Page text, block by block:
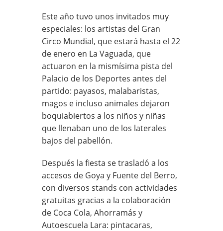
Este año tuvo unos invitados muy
especiales: los artistas del Gran
Circo Mundial, que estará hasta el 22
de enero en La Vaguada, que
actuaron en la mismísima pista del
Palacio de los Deportes antes del
partido: payasos, malabaristas,
magos e incluso animales dejaron
boquiabiertos a los niños y niñas
que llenaban uno de los laterales
bajos del pabellón.
Después la fiesta se trasladó a los
accesos de Goya y Fuente del Berro,
con diversos stands con actividades
gratuitas gracias a la colaboración
de Coca Cola, Ahorramás y
Autoescuela Lara: pintacaras,